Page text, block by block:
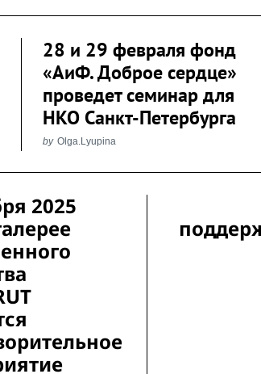
28 и 29 февраля фонд
«АиФ. Доброе сердце»
проведет семинар для
НКО Санкт-Петербурга
by Olga.Lyupina
2025